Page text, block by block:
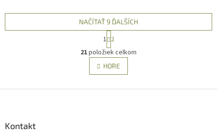
O
v
l
á
NAČÍTAŤ 9 ĎALŠÍCH
t
r
á
n
k
v
1 2
21položiek celkom
HORE
Kontakt